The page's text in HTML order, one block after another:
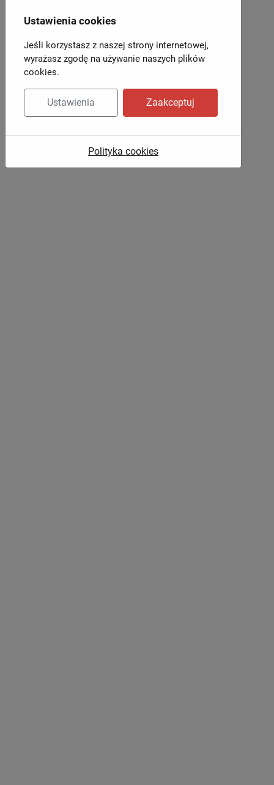
Ustawienia cookies
Jeśli korzystasz z naszej strony internetowej,
wyrażasz zgodę na używanie naszych plików
cookies.
Ustawienia Zaakceptuj
Polityka cookies